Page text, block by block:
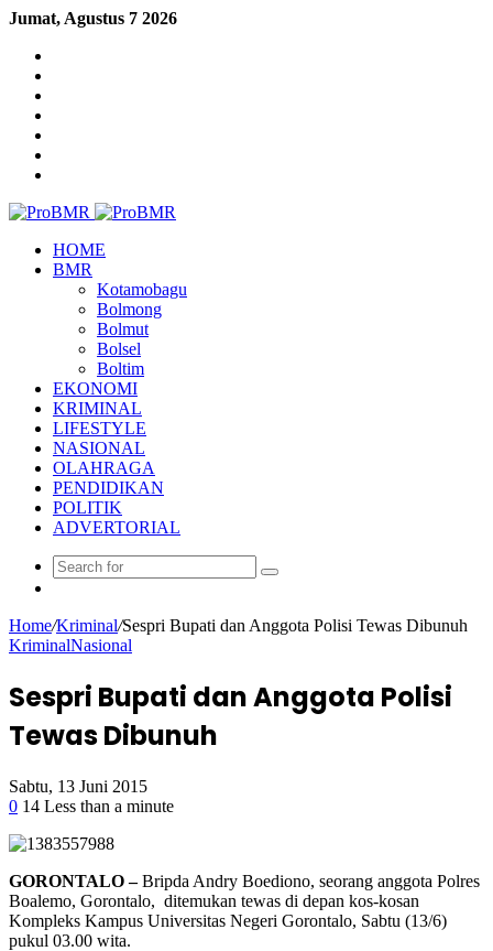
Jumat, Agustus 7 2026
Menu
HOME
BMR
Kotamobagu
Bolmong
Bolmut
Bolsel
Boltim
EKONOMI
KRIMINAL
LIFESTYLE
NASIONAL
OLAHRAGA
PENDIDIKAN
POLITIK
ADVERTORIAL
Home/Kriminal/Sespri Bupati dan Anggota Polisi Tewas Dibunuh
KriminalNasional
Sespri Bupati dan Anggota Polisi
Tewas Dibunuh
Sabtu, 13 Juni 2015
0 14 Less than a minute
GORONTALO –Bripda Andry Boediono, seorang anggota Polres
Boalemo, Gorontalo, ditemukan tewas di depan kos-kosan
Kompleks Kampus Universitas Negeri Gorontalo, Sabtu (13/6)
pukul 03.00 wita.